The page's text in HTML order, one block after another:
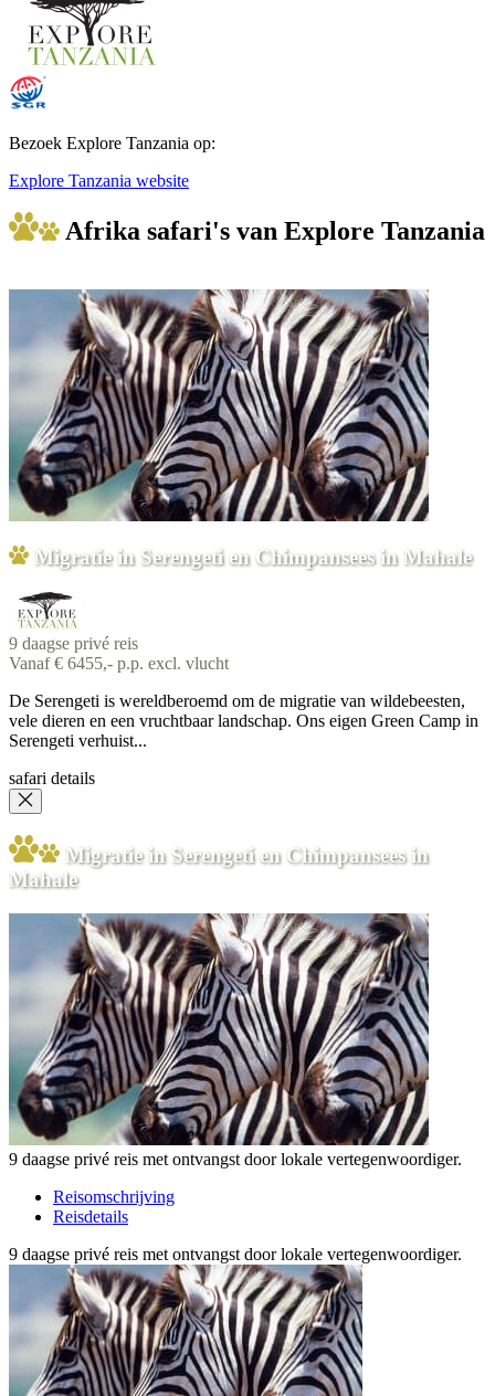
Bezoek Explore Tanzania op:
Explore Tanzania website
Afrika safari's van Explore Tanzania
Migratie in Serengeti en Chimpansees in Mahale
9 daagse privé reis
Vanaf € 6455,- p.p. excl. vlucht
De Serengeti is wereldberoemd om de migratie van wildebeesten,
vele dieren en een vruchtbaar landschap. Ons eigen Green Camp in
Serengeti verhuist...
safari details
Migratie in Serengeti en Chimpansees in
Mahale
9 daagse privé reis met ontvangst door lokale vertegenwoordiger.
Reisomschrijving
Reisdetails
9 daagse privé reis met ontvangst door lokale vertegenwoordiger.